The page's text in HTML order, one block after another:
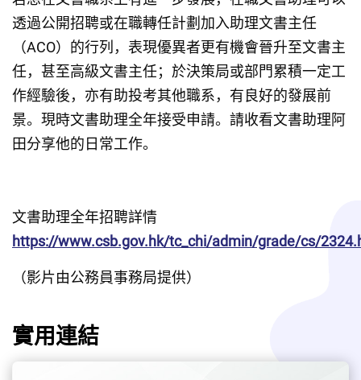
透過公開招聘或在職轉任計劃加入助理文書主任
（ACO）的行列，表現優異者更有機會晉升至文書主
任，甚至高級文書主任；於決策局或部門累積一定工
作經驗後，亦有助投考其他職系，有良好的發展前
景。現時文書助理全年接受申請。請收看文書助理阿
田分享他的日常工作。
文書助理全年招聘詳情
https://www.csb.gov.hk/tc_chi/admin/grade/cs/
（影片由公務員事務局提供）
實用連結